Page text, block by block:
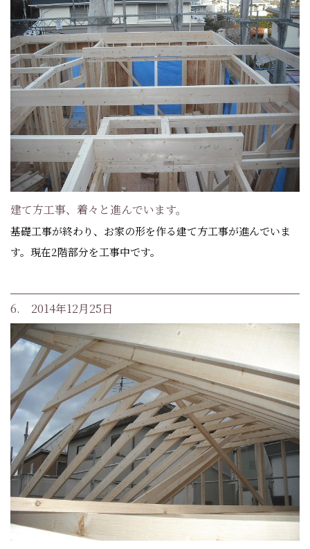
建て方工事、着々と進んでいます。
基礎工事が終わり、お家の形を作る建て方工事が進んでいま
す。現在2階部分を工事中です。
6. 2014年12月25日